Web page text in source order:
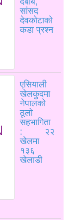
सांसद
देवकोटाको
कडा प्रश्न
एसियाली
खेलकुदमा
नेपालको
ठूलो
सहभागिता
: २२
खेलमा
१३६
खेलाडी